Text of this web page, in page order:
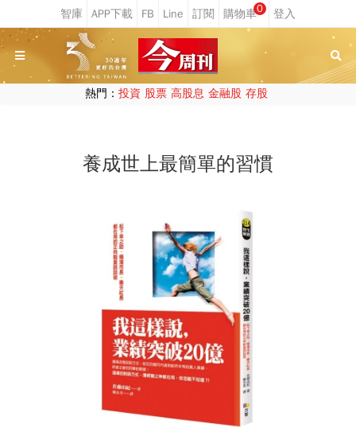
0
熱門： 投資 股票 高股息 金融股 存股
養成世上最簡單的習慣